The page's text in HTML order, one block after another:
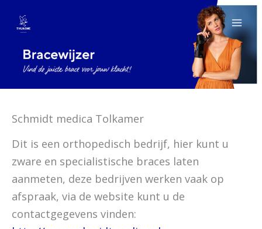
naar
inhoud
Schmidt medica Tolkamer
Dit is een orthopedisch bedrijf, hier kunt u
zware en specialistische braces laten
aanmeten, deze bedrijven werken vaak op
afspraak, via de website kunt u de
contactgegevens vinden: